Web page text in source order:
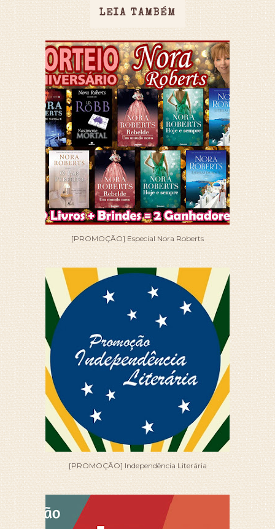
LEIA TAMBÉM
[PROMOÇÃO] Especial Nora Roberts
[PROMOÇÃO] Independência Literária